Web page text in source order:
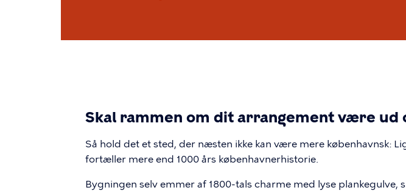
Skal rammen om dit arrangement være ud
Så hold det et sted, der næsten ikke kan være mere københavnsk:
fortæller mere end 1000 års københavnerhistorie.
Bygningen selv emmer af 1800-tals charme med lyse